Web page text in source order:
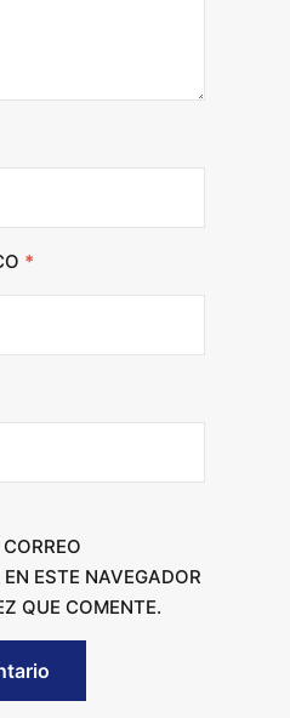
*
ESTE NAVEGADOR
QUE COMENTE.